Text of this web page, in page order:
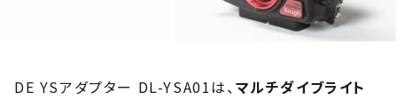
DE YSアダプター DL-YSA01は、 マルチダイブライト